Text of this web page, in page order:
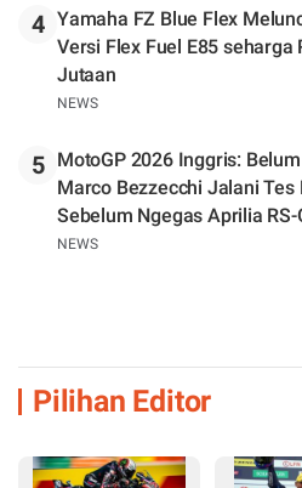
4 Yamaha FZ Blue Flex
Versi Flex Fuel E85 seharga
Jutaan
NEWS
5
MotoGP 2026 Inggris:
Marco Bezzecchi Jalani Tes
Sebelum Ngegas Aprilia RS-
NEWS
Pilihan Editor